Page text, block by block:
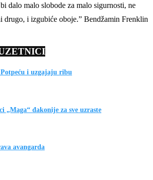
dalo malo slobode za malo sigurnosti, ne
drugo, i izgubiće oboje.” Bendžamin Frenklin
i uzgajaju ribu
„Maga“ đakonije za sve uzraste
avangarda